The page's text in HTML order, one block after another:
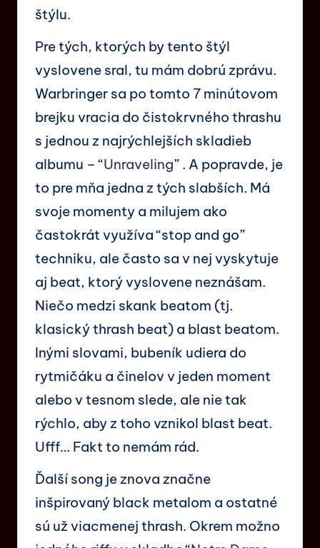
štýlu.
Pre tých, ktorých by tento štýl
vyslovene sral, tu mám dobrú zprávu.
Warbringer sa po tomto 7 minútovom
brejku vracia do čistokrvného thrashu
s jednou z najrýchlejších skladieb
albumu – “Unraveling” . A popravde, je
to pre mňa jedna z tých slabších. Má
svoje momenty a milujem ako
častokrát využíva “stop and go”
techniku, ale často sa v nej vyskytuje
aj beat, ktorý vyslovene neznášam.
Niečo medzi skank beatom (tj.
klasický thrash beat) a blast beatom.
Inými slovami, bubeník udiera do
rytmičáku a činelov v jeden moment
alebo v tesnom slede, ale nie tak
rýchlo, aby z toho vznikol blast beat.
Ufff… Fakt to nemám rád.
Ďalší song je znova značne
inšpirovaný black metalom a ostatné
sú už viacmenej thrash. Okrem možno